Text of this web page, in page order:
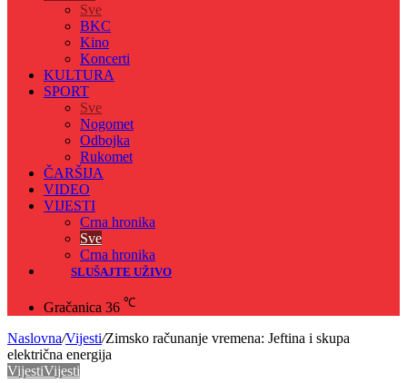
Sve
BKC
Kino
Koncerti
KULTURA
SPORT
Sve
Nogomet
Odbojka
Rukomet
ČARŠIJA
VIDEO
VIJESTI
Crna hronika
Sve
Crna hronika
SLUŠAJTE UŽIVO
Gračanica 36 ℃
Naslovna/Vijesti/Zimsko računanje vremena: Jeftina i skupa
električna energija
VijestiVijesti